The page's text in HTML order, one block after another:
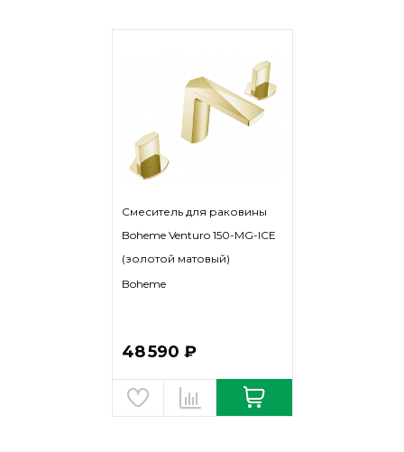
Смеситель для раковины
Boheme Venturo 150-MG-ICE
(золотой матовый)
Boheme
48 590 ₽